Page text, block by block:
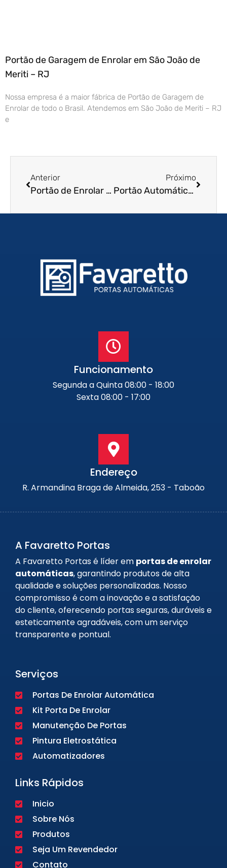
Portão de Garagem de Enrolar em São João de
Meriti – RJ
Nossa empresa é a maior fábrica de Portão de Garagem de
Enrolar de todo o Brasil. Atendemos em São João de Meriti – RJ
e
Anterior
Portão de Enrolar Residencial em Maceió – AL
Próximo
Portão Automático de Enrolar na Praia Grande – SP
Funcionamento
Segunda a Quinta 08:00 - 18:00
Sexta 08:00 - 17:00
Endereço
R. Armandina Braga de Almeida, 253 - Taboão
A Favaretto Portas
A Favaretto Portas é líder em portas de enrolar
automáticas, garantindo produtos de alta
qualidade e soluções personalizadas. Nosso
compromisso é com a inovação e a satisfação
do cliente, oferecendo portas seguras, duráveis e
esteticamente agradáveis, com um serviço
transparente e pontual.
Serviços
Portas De Enrolar Automática
Kit Porta De Enrolar
Manutenção De Portas
Pintura Eletrostática
Automatizadores
Links Rápidos
Inicio
Sobre Nós
Produtos
Seja Um Revendedor
Contato